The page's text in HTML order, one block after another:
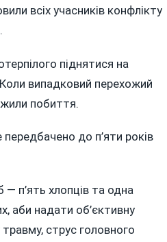
всіх учасників конфлікту
піднятися на
випадковий перехожий
побиття.
передбачено до п’яти років
— п’ять хлопців та одна
аби надати об’єктивну
струс головного